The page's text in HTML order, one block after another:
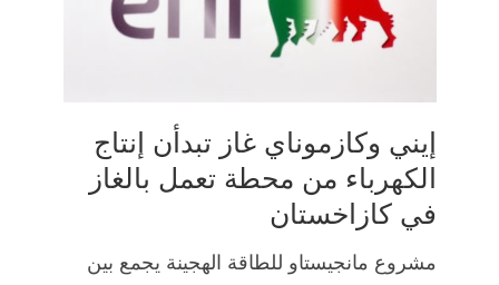
إيني وكازموناي غاز تبدأن إنتاج
الكهرباء من محطة تعمل بالغاز
في كازاخستان
مشروع مانجيستاو للطاقة الهجينة يجمع بين